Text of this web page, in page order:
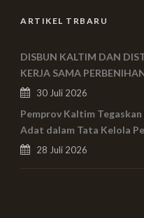
ARTIKEL TRBARU
DISBUN KALTIM DAN
KERJA SAMA
30 Juli 2026
Pemprov Kaltim
Adat dalam Tata Kelola
28 Juli 2026